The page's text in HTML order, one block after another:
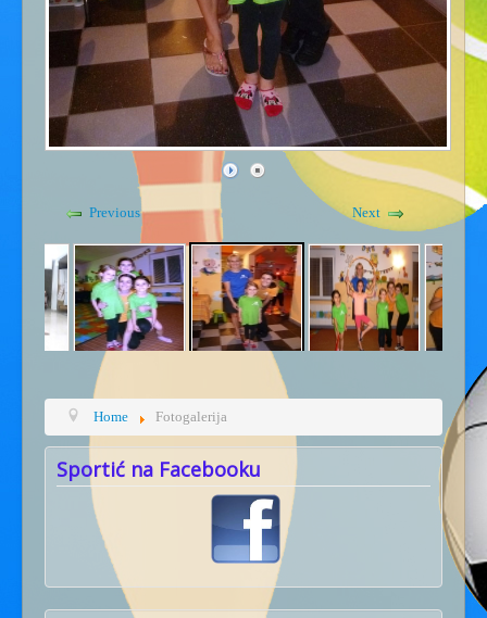
Previous Next
Home Fotogalerija
Sportić na Facebooku